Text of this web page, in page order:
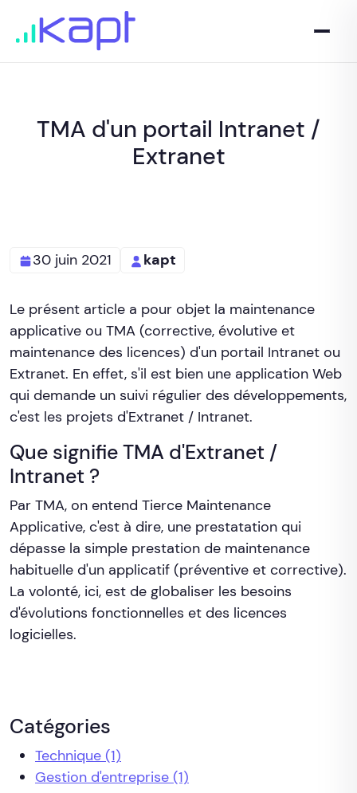
TMA d'un portail Intranet /
Extranet
30 juin 2021 kapt
Le présent article a pour objet la maintenance
applicative ou TMA (corrective, évolutive et
maintenance des licences) d'un portail Intranet ou
Extranet. En effet, s'il est bien une application Web
qui demande un suivi régulier des développements,
c'est les projets d'Extranet / Intranet.
Que signifie TMA d'Extranet /
Intranet ?
Par TMA, on entend Tierce Maintenance
Applicative, c'est à dire, une prestatation qui
dépasse la simple prestation de maintenance
habituelle d'un applicatif (préventive et corrective).
La volonté, ici, est de globaliser les besoins
d'évolutions fonctionnelles et des licences
logicielles.
Catégories
Technique (1)
Gestion d'entreprise (1)